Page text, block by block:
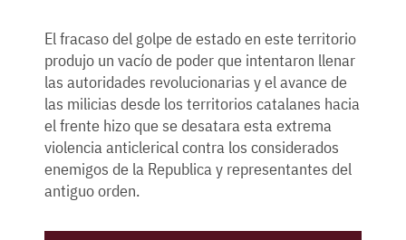
El fracaso del golpe de estado en este territorio
produjo un vacío de poder que intentaron llenar
las autoridades revolucionarias y el avance de
las milicias desde los territorios catalanes hacia
el frente hizo que se desatara esta extrema
violencia anticlerical contra los considerados
enemigos de la Republica y representantes del
antiguo orden.